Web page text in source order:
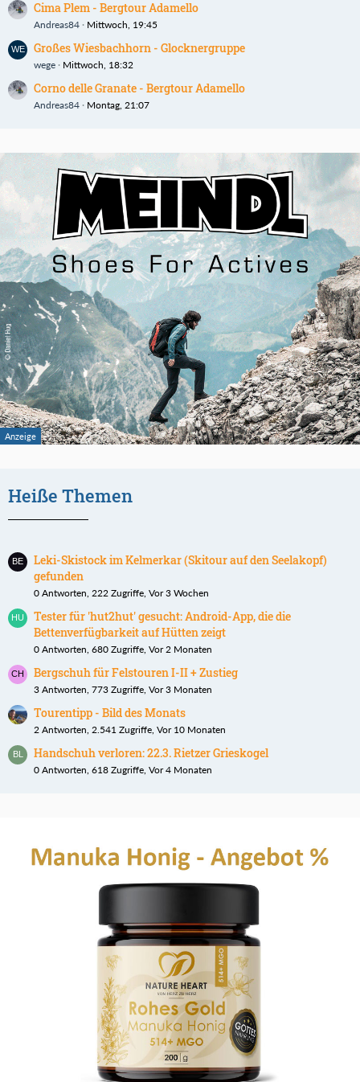
Cima Plem - Bergtour Adamello
Andreas84 Mittwoch, 19:45
Großes Wiesbachhorn - Glocknergruppe
wege Mittwoch, 18:32
Corno delle Granate - Bergtour Adamello
Andreas84 Montag, 21:07
Heiße Themen
Leki-Skistock im Kelmerkar (Skitour auf den Seelakopf)
gefunden
0 Antworten, 222 Zugriffe, Vor 3 Wochen
Tester für 'hut2hut' gesucht: Android-App, die die
Bettenverfügbarkeit auf Hütten zeigt
0 Antworten, 680 Zugriffe, Vor 2 Monaten
Bergschuh für Felstouren I-II + Zustieg
3 Antworten, 773 Zugriffe, Vor 3 Monaten
Tourentipp - Bild des Monats
2 Antworten, 2.541 Zugriffe, Vor 10 Monaten
Handschuh verloren: 22.3. Rietzer Grieskogel
0 Antworten, 618 Zugriffe, Vor 4 Monaten